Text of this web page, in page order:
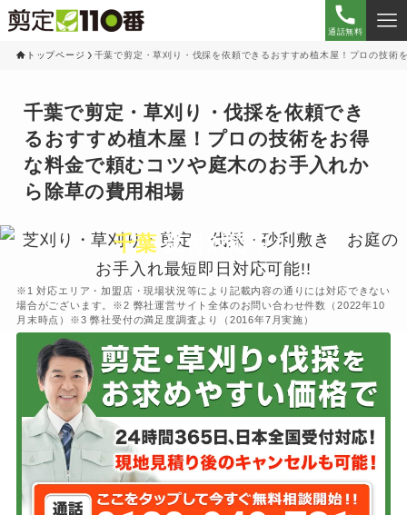
通話無料
トップページ 千葉で剪定・草刈り・伐採を依頼できるおすすめ植木屋！プロの技術
千葉で剪定・草刈り・伐採を依頼でき
るおすすめ植木屋！プロの技術をお得
な料金で頼むコツや庭木のお手入れか
ら除草の費用相場
千葉受付対応中！
※1 対応エリア・加盟店・現場状況等により記載内容の通りには対応できない
場合がございます。※2 弊社運営サイト全体のお問い合わせ件数（2022年10
月末時点）※3 弊社受付の満足度調査より（2016年7月実施）